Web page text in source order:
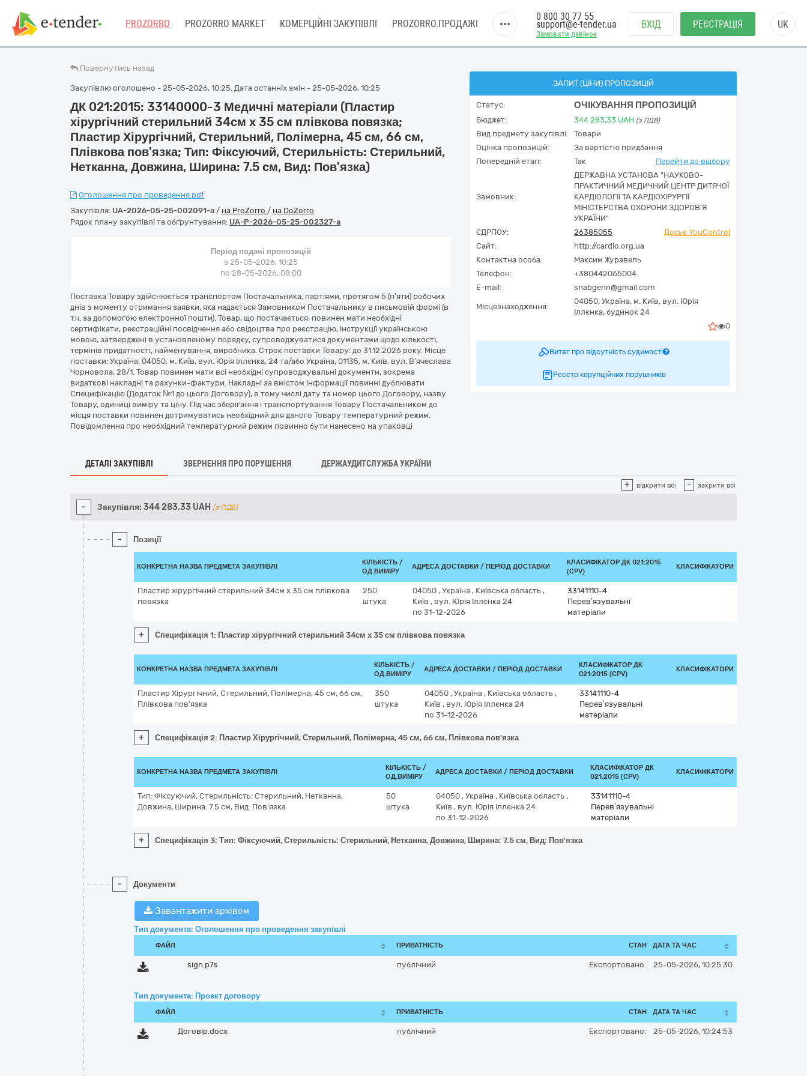
PROZORRO PROZORRO MARKET КОМЕРЦІЙНІ ЗАКУПІВЛІ PROZORRO.ПРОДАЖІ
Замовити дзвінок
0 800 30 77 55
support@e-tender.ua ВХІД РЕЄСТРАЦІЯ UK
Повернутись назад
Закупівлю оголошено - 25-05-2026, 10:25. Дата останніх змін - 25-05-2026, 10:25
ДК 021:2015: 33140000-3 Медичні матеріали (Пластир
хірургічний стерильний 34см x 35 см плівкова повязка;
Пластир Хірургічний, Стерильний, Полімерна, 45 см, 66 см,
Плівкова пов'язка; Тип: Фіксуючий, Стерильність: Стерильний,
Нетканна, Довжина, Ширина: 7.5 см, Вид: Пов'язка)
Оголошення про проведення.pdf
Закупівля: UA-2026-05-25-002091-a / на ProZorro / на DoZorro
Рядок плану закупівлі та обґрунтування: UA-P-2026-05-25-002327-a
Період подачі пропозицій
з 25-05-2026, 10:25
по 28-05-2026, 08:00
Поставка Товару здійснюється транспортом Постачальника, партіями, протягом 5 (п’яти) робочих
днів з моменту отримання заявки, яка надається Замовником Постачальнику в письмовій формі (в
т.ч. за допомогою електронної пошти). Товар, що постачається, повинен мати необхідні
сертифікати, реєстраційні посвідчення або свідоцтва про реєстрацію, інструкції українською
мовою, затверджені в установленому порядку, супроводжуватися документами щодо кількості,
термінів придатності, найменування, виробника. Строк поставки Товару: до 31.12.2026 року. Місце
поставки: Україна, 04050, м. Київ, вул. Юрія Іллєнка, 24 та/або Україна, 01135, м. Київ, вул. В’ячеслава
Чорновола, 28/1. Товар повинен мати всі необхідні супроводжувальні документи, зокрема
видаткові накладні та рахунки-фактури. Накладні за вмістом інформації повинні дублювати
Специфікацію (Додаток №1 до цього Договору), в тому числі дату та номер цього Договору, назву
Товару, одиниці виміру та ціну. Під час зберігання і транспортування Товару Постачальником до
місця поставки повинен дотримуватись необхідний для даного Товару температурний режим.
Повідомлення про необхідний температурний режим повинно бути нанесено на упаковці
ЗАПИТ (ЦІНИ) ПРОПОЗИЦІЙ
Статус: ОЧІКУВАННЯ ПРОПОЗИЦІЙ
Бюджет: 344 283,33 UAH (з ПДВ)
Вид предмету закупівлі:
Товари
Оцінка пропозицій:
За вартістю придбання
Попередній етап:
Так Перейти до відбору
Замовник:
ДЕРЖАВНА УСТАНОВА "НАУКОВО-
ПРАКТИЧНИЙ МЕДИЧНИЙ ЦЕНТР ДИТЯЧОЇ
КАРДІОЛОГІЇ ТА КАРДІОХІРУРГІЇ
МІНІСТЕРСТВА ОХОРОНИ ЗДОРОВ'Я
УКРАЇНИ"
ЄДРПОУ:
26385055
Досьє YouControl
Сайт:
http://cardio.org.ua
Контактна особа:
Максим Журавель
Телефон:
+380442065004
E-mail:
snabgenn@gmail.com
Місцезнаходження:
04050, Україна, м. Київ, вул. Юрія
Іллєнка, будинок 24
0
Витяг про відсутність судимості
Реєстр корупційних порушників
ДЕТАЛІ ЗАКУПІВЛІ ЗВЕРНЕННЯ ПРО ПОРУШЕННЯ ДЕРЖАУДИТСЛУЖБА УКРАЇНИ
+ відкрити всі - закрити всі
- Закупівля: 344 283,33 UAH (з ПДВ)
- Позиції
КОНКРЕТНА НАЗВА ПРЕДМЕТА ЗАКУПІВЛІ
КІЛЬКІСТЬ /
ОД.ВИМІРУ
АДРЕСА ДОСТАВКИ / ПЕРІОД ДОСТАВКИ
КЛАСИФІКАТОР ДК 021:2015
(CPV)
КЛАСИФІКАТОРИ
Пластир хірургічний стерильний 34см x 35 см плівкова
повязка
250
штука
04050 , Україна , Київська область ,
Київ , вул. Юрія Іллєнка 24
по 31-12-2026
33141110-4
Перев’язувальні
матеріали
+ Специфікація 1: Пластир хірургічний стерильний 34см x 35 см плівкова повязка
КОНКРЕТНА НАЗВА ПРЕДМЕТА ЗАКУПІВЛІ
КІЛЬКІСТЬ /
ОД.ВИМІРУ
АДРЕСА ДОСТАВКИ / ПЕРІОД ДОСТАВКИ
КЛАСИФІКАТОР ДК
021:2015 (CPV)
КЛАСИФІКАТОРИ
Пластир Хірургічний, Стерильний, Полімерна, 45 см, 66 см,
Плівкова пов'язка
350
штука
04050 , Україна , Київська область ,
Київ , вул. Юрія Іллєнка 24
по 31-12-2026
33141110-4
Перев’язувальні
матеріали
+ Специфікація 2: Пластир Хірургічний, Стерильний, Полімерна, 45 см, 66 см, Плівкова пов'язка
КОНКРЕТНА НАЗВА ПРЕДМЕТА ЗАКУПІВЛІ
КІЛЬКІСТЬ /
ОД.ВИМІРУ
АДРЕСА ДОСТАВКИ / ПЕРІОД ДОСТАВКИ
КЛАСИФІКАТОР ДК
021:2015 (CPV)
КЛАСИФІКАТОРИ
Тип: Фіксуючий, Стерильність: Стерильний, Нетканна,
Довжина, Ширина: 7.5 см, Вид: Пов'язка
50
штука
04050 , Україна , Київська область ,
Київ , вул. Юрія Іллєнка 24
по 31-12-2026
33141110-4
Перев’язувальні
матеріали
+ Специфікація 3: Тип: Фіксуючий, Стерильність: Стерильний, Нетканна, Довжина, Ширина: 7.5 см, Вид: Пов'язка
- Документи
Завантажити архівом
Тип документа: Оголошення про проведення закупівлі
ФАЙЛ ПРИВАТНІСТЬ СТАН ДАТА ТА ЧАС
sign.p7s публічний Експортовано: 25-05-2026, 10:25:30
Тип документа: Проект договору
ФАЙЛ ПРИВАТНІСТЬ СТАН ДАТА ТА ЧАС
Договір.docx публічний Експортовано: 25-05-2026, 10:24:53